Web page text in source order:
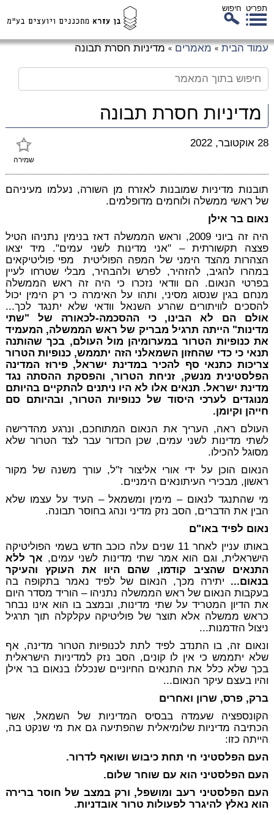
תפריט חיפוש
עמוד הבית » מאמרים » מדיניות חסרת תבונה
מדיניות חסרת תבונה
שמירה
28 אוקטובר, 2022
תובנות מדיניות שמובנות לאזרח מן השורה, נעלמו מעיניהם
של ראשי ממשלה ולוחמים מדופלמים.
נאום בר אילן
היה זה ביוני 2009, וראש הממשלה דאז בנימין נתניהו הטיל
פצצה תקשורתית – "אני מדינות לשני עמים". מיד יצאו
הצהרות מהצד הימני של המפה הפוליטית מפי פוליטיקאים
במהרו להגיב, להזהיר, לפרש ולהבהיר, מבלי שטרחו לעיין
בפרטי הנאום. הם וודאי נזכרו כי היה זה ראש הממשלה
מנחם בגין שנסוג מסיני, ותהו על האימרה כי רק הימין יכול
להסכים לוויתורים שהרע השנאל וודאי שלא יתנגד לכך...
אולם הם לא הבינו, כי ההסכמה-לכאורה של "שתי
מדינות" הייתה תרגיל מבריק של ראש הממשלה, המעמיד
את כנופיות הטרור במערומיהן מול העולם, בכך שהותנה
תנאי כי כדי שהחזון השמאלני הזה יתממש, כנופיות הטרור
צריכות כתנאי סף להכיר במדינת ישראל, פירוז המדינה
הפלסטינית מנשק, זניחת הטרור, והפסקת ההסתה נגד
מדינת ישראל. תנאים אלו לא היו ניתנים להתקיים בהיותם
מנוגדים לערכי היסוד של כנופיות הטרור, ובהיותם סם
חייהן וקיומן.
העולם ראה, העריך את הנאום המתוחכם, ונרגע מהדרישה
לשתי מדינות לשני עמים, שכן הכדור עבר לצד הטרור שלא
מסוגל להכילו.
הנאום הוכן על ידי אורי אליצור ז"ל, עורך משנה של מקור
ראשון, מבכירי העיתונאים הימניים.
מי שהתנגד לנאום – מימין ומשמאל – העיד על עצמו שלא
הבין את הדברים, הסב נזק מדיני ונהג בחוסר תבונה.
נאום לפיד באו"ם
באותו עניין לאחר 11 שנים עלה כוכב חדש בשמי הפוליטיקה
הישראלית, וגם הוא אמר שתי מדינות לשני עמים, אך ללא
התנאים שהציב קודמו, שהם היוו את העוקץ והעיקר
בנאום... יתירה מכך, הנאום של לפיד נאמר בתקופה בה
בעקבות הנאום של ראש הממשלה נתניהו – הוריד מסדר היום
את הדיון המטריד על שתי מדינות, ובמצב בו הוא אינו נבחר
כראש ממשלה אלא תוצר של פוליטיקה עקלקלה תוך תרגיל
ניצול הזדמנות...
ונאום זה, בו התנדב לפיד לתת לכנופיות הטרור מדינה, אף
שלא יתממש כי אין לו קונים, הסב נזק למדיניות הישראלית
בכך שלא כלל את התנאים החיוניים שנכללו בנאום בר אילן
והיו בעצם עיקר הנאום...
ברק, פרס, שרון ואחרים
הקונספציה שעמדה בבסיס המדיניות של השמאל, אשר
הכתיבה מדיניות שלומיאלית שהפתיעה גם את מי שנקט בה,
הייתה כזו:
העם הפלסטיני חי תחת כיבוש ושואף לדרור.
העם הפלסטיני הוא עם שוחר שלום.
העם הפלסטיני רעב ומושפל, ורק במצב של חוסר ברירה
הוא נאלץ להיגרר לפעולות טרור אובדניות.